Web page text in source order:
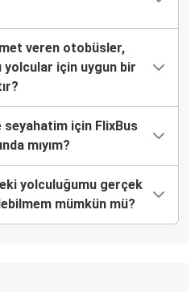
veren otobüsler,
yolcular için uygun bir
için FlixBus
mıyım?
yolculuğumu gerçek
mümkün mü?